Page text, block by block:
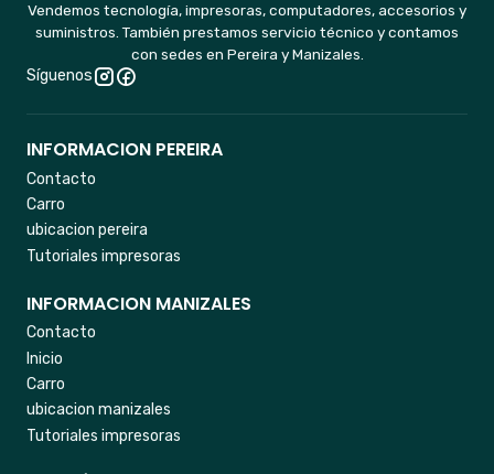
Vendemos tecnología, impresoras, computadores, accesorios y
suministros. También prestamos servicio técnico y contamos
con sedes en Pereira y Manizales.
Síguenos
INFORMACION PEREIRA
Contacto
Carro
ubicacion pereira
Tutoriales impresoras
INFORMACION MANIZALES
Contacto
Inicio
Carro
ubicacion manizales
Tutoriales impresoras